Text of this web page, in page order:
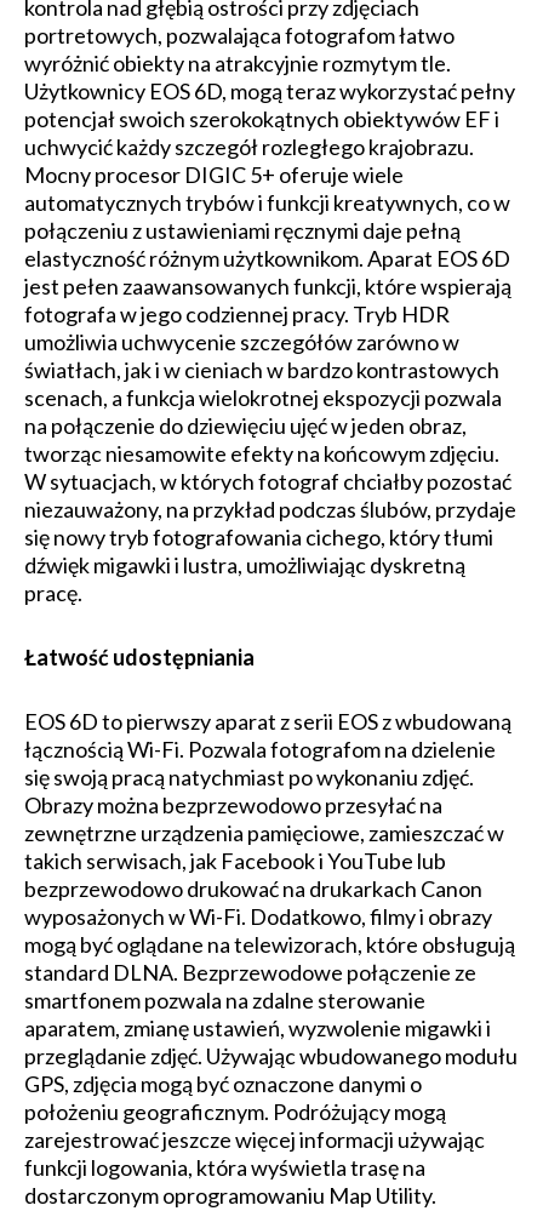
kontrola nad głębią ostrości przy zdjęciach
portretowych, pozwalająca fotografom łatwo
wyróżnić obiekty na atrakcyjnie rozmytym tle.
Użytkownicy EOS 6D, mogą teraz wykorzystać pełny
potencjał swoich szerokokątnych obiektywów EF i
uchwycić każdy szczegół rozległego krajobrazu.
Mocny procesor DIGIC 5+ oferuje wiele
automatycznych trybów i funkcji kreatywnych, co w
połączeniu z ustawieniami ręcznymi daje pełną
elastyczność różnym użytkownikom. Aparat EOS 6D
jest pełen zaawansowanych funkcji, które wspierają
fotografa w jego codziennej pracy. Tryb HDR
umożliwia uchwycenie szczegółów zarówno w
światłach, jak i w cieniach w bardzo kontrastowych
scenach, a funkcja wielokrotnej ekspozycji pozwala
na połączenie do dziewięciu ujęć w jeden obraz,
tworząc niesamowite efekty na końcowym zdjęciu.
W sytuacjach, w których fotograf chciałby pozostać
niezauważony, na przykład podczas ślubów, przydaje
się nowy tryb fotografowania cichego, który tłumi
dźwięk migawki i lustra, umożliwiając dyskretną
pracę.
Łatwość udostępniania
EOS 6D to pierwszy aparat z serii EOS z wbudowaną
łącznością Wi-Fi. Pozwala fotografom na dzielenie
się swoją pracą natychmiast po wykonaniu zdjęć.
Obrazy można bezprzewodowo przesyłać na
zewnętrzne urządzenia pamięciowe, zamieszczać w
takich serwisach, jak Facebook i YouTube lub
bezprzewodowo drukować na drukarkach Canon
wyposażonych w Wi-Fi. Dodatkowo, filmy i obrazy
mogą być oglądane na telewizorach, które obsługują
standard DLNA. Bezprzewodowe połączenie ze
smartfonem pozwala na zdalne sterowanie
aparatem, zmianę ustawień, wyzwolenie migawki i
przeglądanie zdjęć. Używając wbudowanego modułu
GPS, zdjęcia mogą być oznaczone danymi o
położeniu geograficznym. Podróżujący mogą
zarejestrować jeszcze więcej informacji używając
funkcji logowania, która wyświetla trasę na
dostarczonym oprogramowaniu Map Utility.